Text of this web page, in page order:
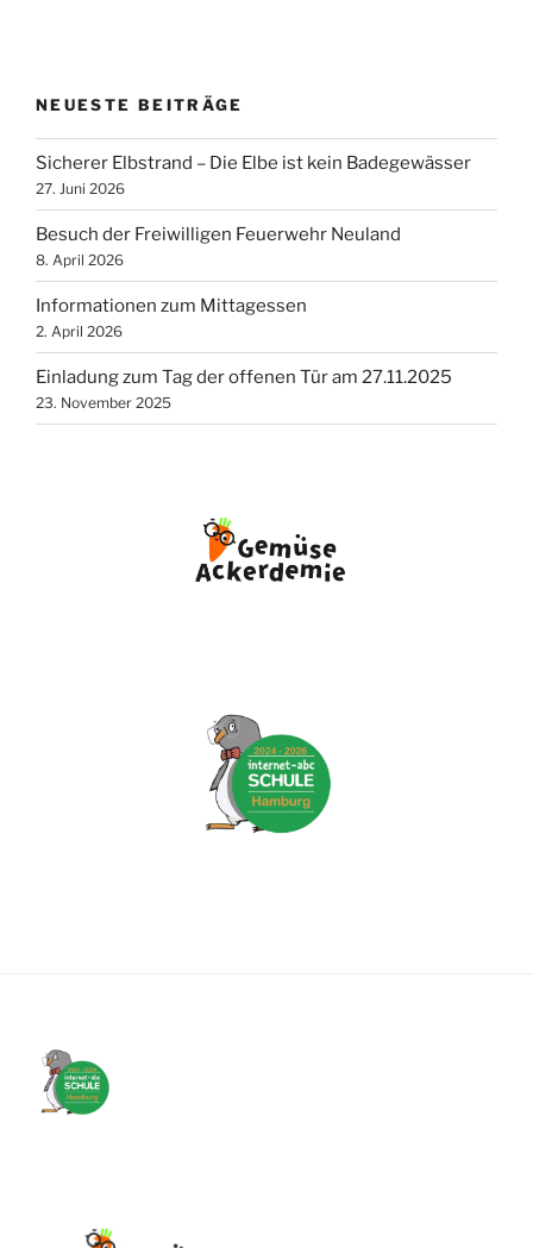
NEUESTE BEITRÄGE
Sicherer Elbstrand – Die Elbe ist kein Badegewässer
27. Juni 2026
Besuch der Freiwilligen Feuerwehr Neuland
8. April 2026
Informationen zum Mittagessen
2. April 2026
Einladung zum Tag der offenen Tür am 27.11.2025
23. November 2025